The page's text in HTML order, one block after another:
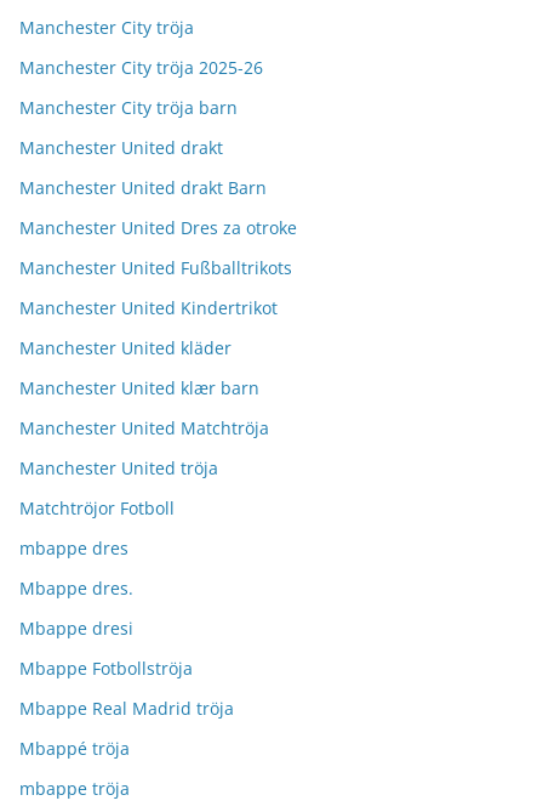
Manchester City tröja
Manchester City tröja 2025-26
Manchester City tröja barn
Manchester United drakt
Manchester United drakt Barn
Manchester United Dres za otroke
Manchester United Fußballtrikots
Manchester United Kindertrikot
Manchester United kläder
Manchester United klær barn
Manchester United Matchtröja
Manchester United tröja
Matchtröjor Fotboll
mbappe dres
Mbappe dres.
Mbappe dresi
Mbappe Fotbollströja
Mbappe Real Madrid tröja
Mbappé tröja
mbappe tröja